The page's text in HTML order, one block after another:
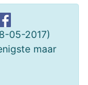
05-2017)
maar